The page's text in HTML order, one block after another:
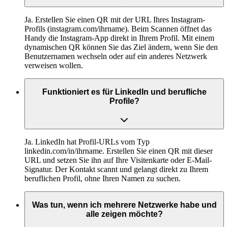
Ja. Erstellen Sie einen QR mit der URL Ihres Instagram-
Profils (instagram.com/ihrname). Beim Scannen öffnet das
Handy die Instagram-App direkt in Ihrem Profil. Mit einem
dynamischen QR können Sie das Ziel ändern, wenn Sie den
Benutzernamen wechseln oder auf ein anderes Netzwerk
verweisen wollen.
Funktioniert es für LinkedIn und berufliche
Profile?
Ja. LinkedIn hat Profil-URLs vom Typ
linkedin.com/in/ihrname. Erstellen Sie einen QR mit dieser
URL und setzen Sie ihn auf Ihre Visitenkarte oder E-Mail-
Signatur. Der Kontakt scannt und gelangt direkt zu Ihrem
beruflichen Profil, ohne Ihren Namen zu suchen.
Was tun, wenn ich mehrere Netzwerke habe und
alle zeigen möchte?